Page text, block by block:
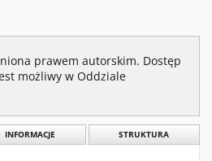
prawem autorskim. Dostęp
możliwy w Oddziale
INFORMACJE STRUKTURA